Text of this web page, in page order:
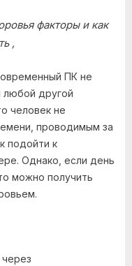
факторы и как
,
ПК не
любой другой
человек не
проводимым за
подойти к
Однако, если день
можно получить